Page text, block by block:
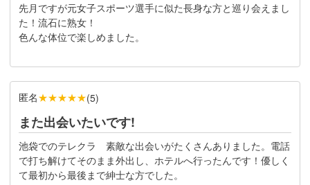
先月ですが元女子スポーツ選手に似た長身な方と巡り会えまし
た！流石に熟女！
色んな体位で楽しめました。
匿名★★★★★(5)
また出会いたいです!
池袋でのテレクラ　素敵な出会いがたくさんありました。電話
で打ち解けてそのまま外出し、ホテルへ行ったんです！優しく
て最初から最後まで紳士な方でした。